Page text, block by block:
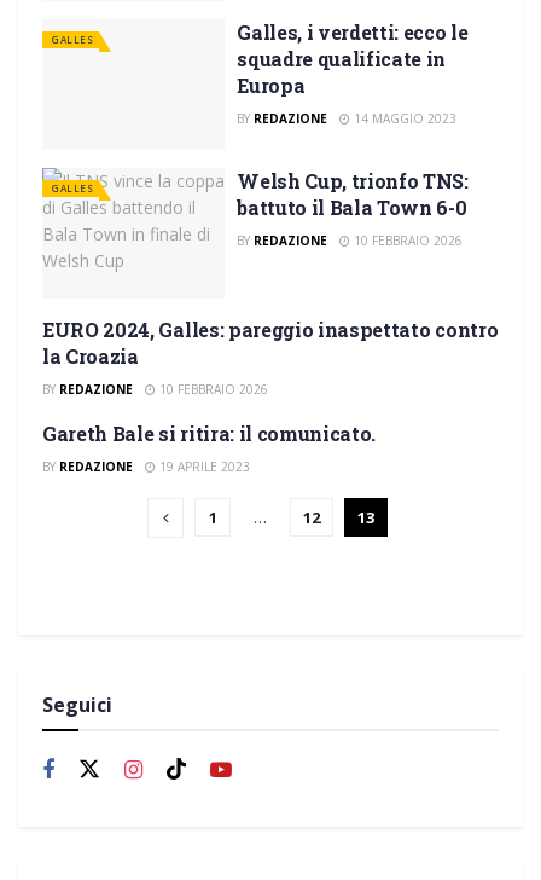
GALLES
Galles, i verdetti: ecco le
squadre qualificate in
Europa
BY REDAZIONE 14 MAGGIO 2023
GALLES
Welsh Cup, trionfo TNS:
battuto il Bala Town 6-0
BY REDAZIONE 10 FEBBRAIO 2026
GALLES
EURO 2024, Galles: pareggio inaspettato contro
la Croazia
BY REDAZIONE 10 FEBBRAIO 2026
GALLES
Gareth Bale si ritira: il comunicato.
BY REDAZIONE 19 APRILE 2023
1 … 12 13
Seguici